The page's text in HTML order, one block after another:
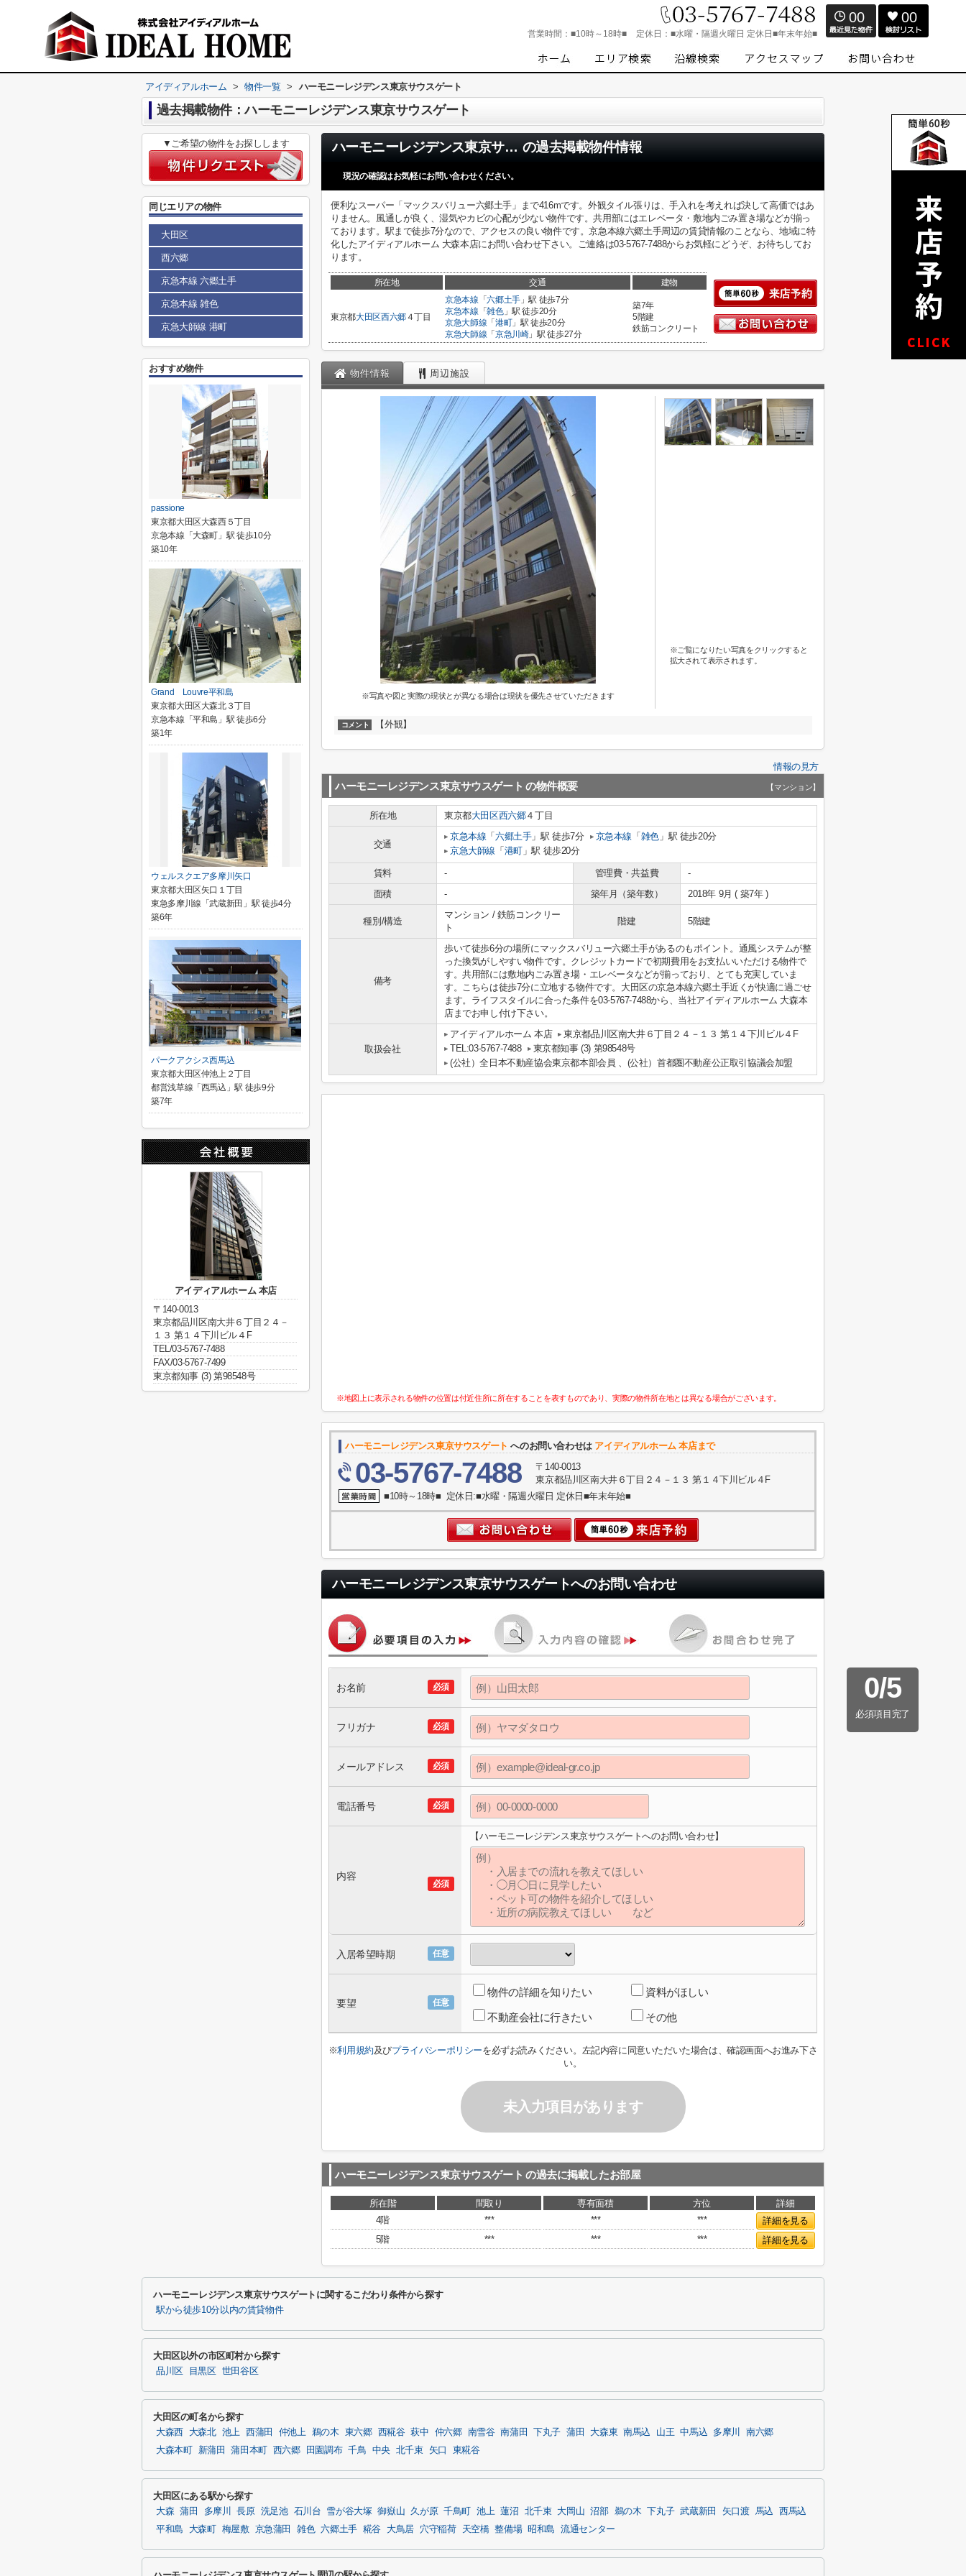
営業時間： ■10時～18時■ 定休日： ■水曜・隔週火曜日 定休日■年末年始■
00 00
アイディアルホーム > 物件一覧 > ハーモニーレジデンス東京サウスゲート
過去掲載物件：ハーモニーレジデンス東京サウスゲート
ハーモニーレジデンス東京サウスゲート の過去掲載物件情報
現況の確認はお気軽にお問い合わせください。
便利なスーパー「マックスバリュー六郷土手」まで416mです。外観タイル張りは、手入れを考えれば決して高価ではあ
りません。風通しが良く、湿気やカビの心配が少ない物件です。共用部にはエレベータ・敷地内ごみ置き場などが揃っ
ております。駅まで徒歩7分なので、アクセスの良い物件です。京急本線六郷土手周辺の賃貸情報のことなら、地域に特
化したアイディアルホーム 大森本店にお問い合わせ下さい。ご連絡は03-5767-7488からお気軽にどうぞ、お待ちしてお
ります。
所在地 交通 建物
東京都大田区西六郷４丁目
京急本線 「六郷土手」駅 徒歩7分
京急本線 「雑色」駅 徒歩20分
京急大師線 「 港町」駅 徒歩20分
京急大師線 「 京急川崎」駅 徒歩27分
築7年
5階建
鉄筋コンクリート
物件情報 周辺施設
※写真や図と実際の現状とが異なる場合は現状を優先させていただきます
※ご覧になりたい写真をクリックすると
拡大されて表示されます。
コメント 【外観】
情報の見方
ハーモニーレジデンス東京サウスゲート の物件概要 【マンション】
所在地 東京都大田区西六郷４丁目
交通
京急本線 「六郷土手」駅 徒歩7分 京急本線 「 雑色」駅 徒歩20分
京急大師線 「 港町」駅 徒歩20分
賃料 - 管理費・共益費
-
面積
- 築年月（築年数） 2018年 9月 ( 築7年 )
種別/構造
マンション / 鉄筋コンクリー
ト
階建 5階建
備考
歩いて徒歩6分の場所にマックスバリュー六郷土手があるのもポイント。通風システムが整
った換気がしやすい物件です。クレジットカードで初期費用をお支払いいただける物件で
す。共用部には敷地内ごみ置き場・エレベータなどが揃っており、とても充実していま
す。こちらは徒歩7分に立地する物件です。大田区の京急本線六郷土手近くが快適に過ごせ
ます。ライフスタイルに合った条件を03-5767-7488から、当社アイディアルホーム 大森本
店までお申し付け下さい。
取扱会社
アイディアルホーム 本店
東京都品川区南大井６丁目２４－１３ 第１４下川ビル４F
TEL:03-5767-7488
東京都知事 (3) 第98548号
(公社）全日本不動産協会東京都本部会員 、(公社）首都圏不動産公正取引協議会加盟
※地図上に表示される物件の位置は付近住所に所在することを表すものであり、実際の物件所在地とは異なる場合がございます。
ハーモニーレジデンス東京サウスゲート へのお問い合わせは アイディアルホーム 本店まで
03-5767-7488
〒140-0013
東京都品川区南大井６丁目２４－１３ 第１４下川ビル４F
■10時～18時■ 定休日:■水曜・隔週火曜日 定休日■年末年始■
ハーモニーレジデンス東京サウスゲートへのお問い合わせ
0/5
必須項目完了
必須
お名前
必須
フリガナ
必須
メールアドレス
必須
電話番号
必須
内容
【ハーモニーレジデンス東京サウスゲートへのお問い合わせ】
任意
入居希望時期
任意
要望
物件の詳細を知りたい 資料がほしい
不動産会社に行きたい その他
※利用規約及びプライバシーポリシーを必ずお読みください。左記内容に同意いただいた場合は、確認画面へお進み下さ
い。
未入力項目があります
ハーモニーレジデンス東京サウスゲート の過去に掲載したお部屋
所在階 間取り 専有面積 方位
詳細
4階
*** *** ***
詳細を見る
5階
*** *** *** 詳細を見る
▼ご希望の物件をお探しします
同じエリアの物件
大田区
西六郷
京急本線 六郷土手
京急本線 雑色
京急大師線 港町
おすすめ物件
passione
東京都大田区大森西５丁目
京急本線「大森町」駅 徒歩10分
築10年
Grand Louvre平和島
東京都大田区大森北３丁目
京急本線「平和島」駅 徒歩6分
築1年
ウェルスクエア多摩川矢口
東京都大田区矢口１丁目
東急多摩川線「武蔵新田」駅 徒歩4分
築6年
パークアクシス西馬込
東京都大田区仲池上２丁目
都営浅草線「西馬込」駅 徒歩9分
築7年
アイディアルホーム 本店
〒140-0013
東京都品川区南大井６丁目２４－
１３ 第１４下川ビル４F
TEL/03-5767-7488
FAX/03-5767-7499
東京都知事 (3) 第98548号
ハーモニーレジデンス東京サウスゲートに関するこだわり条件から探す
駅から徒歩10分以内の賃貸物件
大田区以外の市区町村から探す
品川区 目黒区 世田谷区
大田区の町名から探す
大森西 大森北 池上 西蒲田 仲池上 鵜の木 東六郷 西糀谷 萩中 仲六郷 南雪谷 南蒲田 下丸子 蒲田 大森東 南馬込 山王 中馬込 多摩川
南六郷
大森本町
新蒲田 蒲田本町 西六郷 田園調布 千鳥 中央 北千束 矢口 東糀谷
大田区にある駅から探す
大森 蒲田 多摩川 長原 洗足池 石川台 雪が谷大塚 御嶽山 久が原 千鳥町 池上 蓮沼 北千束 大岡山 沼部 鵜の木 下丸子 武蔵新田 矢口渡 馬込
西馬込
平和島
大森町 梅屋敷 京急蒲田 雑色 六郷土手 糀谷 大鳥居 穴守稲荷 天空橋 整備場 昭和島 流通センター